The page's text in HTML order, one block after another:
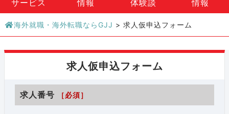
サービス
情報
体験談
情報
海外就職・海外転職ならGJJ > 求人仮申込フォーム
求人仮申込フォーム
求人番号 ［必須］